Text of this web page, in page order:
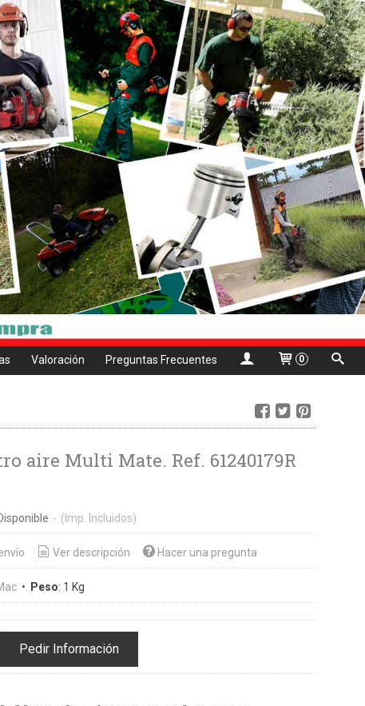
Valoración Preguntas Frecuentes 0
aire Multi Mate. Ref. 61240179R
- (Imp. Incluidos)
Ver descripción Hacer una pregunta
• Peso: 1 Kg
Pedir Información